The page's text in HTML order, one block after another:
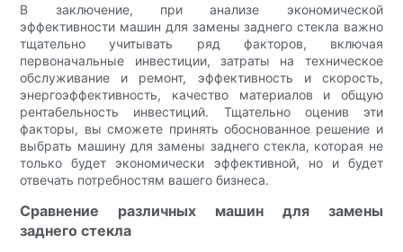
В заключение, при анализе экономической
эффективности машин для замены заднего стекла важно
тщательно учитывать ряд факторов, включая
первоначальные инвестиции, затраты на техническое
обслуживание и ремонт, эффективность и скорость,
энергоэффективность, качество материалов и общую
рентабельность инвестиций. Тщательно оценив эти
факторы, вы сможете принять обоснованное решение и
выбрать машину для замены заднего стекла, которая не
только будет экономически эффективной, но и будет
отвечать потребностям вашего бизнеса.
Сравнение различных машин для замены
заднего стекла